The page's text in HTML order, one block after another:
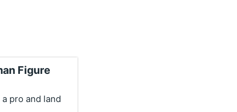
Figure
pro and land